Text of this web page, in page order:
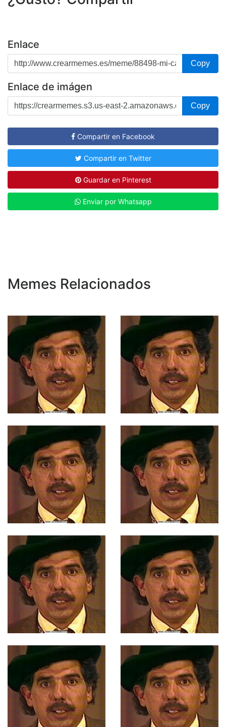
Enlace
Copy
Enlace de imágen
Copy
Compartir en Facebook
Compartir en Twitter
Guardar en Pinterest
Enviar por Whatsapp
Memes Relacionados